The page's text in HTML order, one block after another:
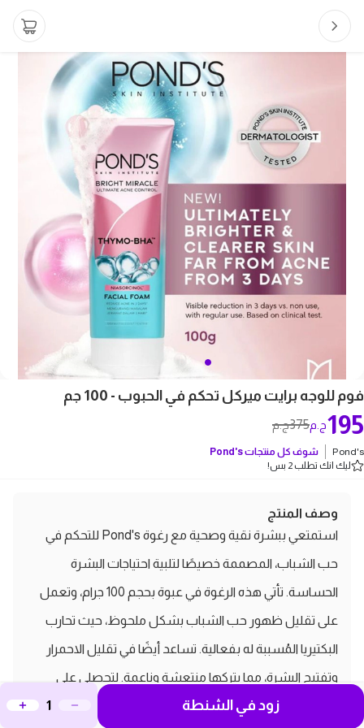
فوم للوجه برايت ميركل تحكم في الحبوب - 100 جم
375ج.م 195ج.م
Pond's شوف كل منتجاتPond's
ليك انك تطلب 2 بس!
وصف المنتج
استمتعي ببشرة نقية وصحية مع رغوة Pond's للتحكم في
حب الشباب، المصممة خصيصًا لتلبية احتياجات البشرة
الحساسة. تأتي هذه الرغوة في عبوة بحجم 100 جرام، وتعمل
على تقليل ظهور حب الشباب بشكل ملحوظ، حيث تحارب
البكتيريا المُسببة له بفعالية. تساعد أيضًا في تقليل الاحمرار
وتفتيح البشرة، مما يتركها منتعشة وناعمة. لتحصلي على
أفضل النتائج، بلّلي وجهك بالماء، ضعي الرغوة على راحة يديكِ،
زود في الشنطة